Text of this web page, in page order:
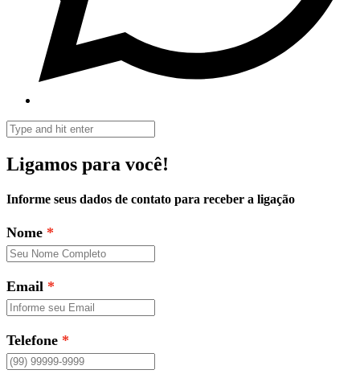
Ligamos para você!
Informe seus dados de contato para receber a ligação
Nome
Email
Telefone